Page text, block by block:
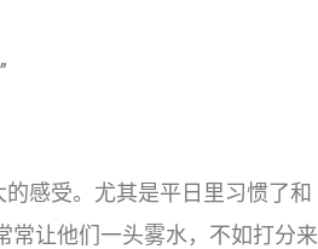
感受。尤其是平日里习惯了和
常让他们一头雾水，不如打分来